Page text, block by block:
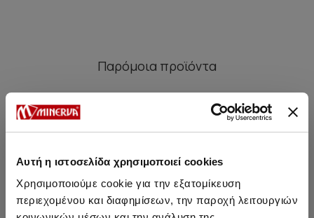
Αυτή η ιστοσελίδα χρησιμοποιεί cookies
Χρησιμοποιούμε cookie για την εξατομίκευση
περιεχομένου και διαφημίσεων, την παροχή λειτουργιών
Παρόμοια προϊόντα
SALE